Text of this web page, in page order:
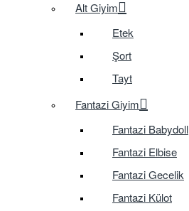
Alt Giyim
Etek
Şort
Tayt
Fantazi Giyim
Fantazi Babydoll
Fantazi Elbise
Fantazi Gecelik
Fantazi Külot